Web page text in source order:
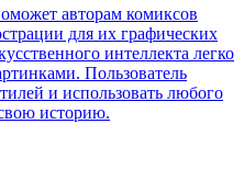
авторам комиксов
для их графических
интеллекта легко
Пользователь
и использовать любого
историю.